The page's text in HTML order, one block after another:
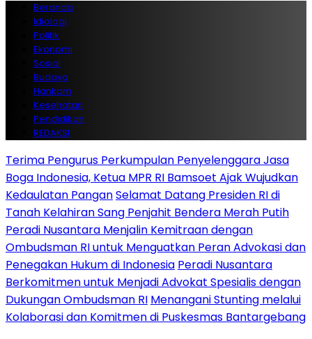
Beranda
Idiologi
Politik
Ekonomi
Sosial
Budaya
Hankam
Kesehatan
Pendidikan
REDAKSI
Terima Pengurus Perkumpulan Penyelenggara Jasa
Boga Indonesia, Ketua MPR RI Bamsoet Ajak Wujudkan
Kedaulatan PanganSelamat Datang Presiden RI di
Tanah Kelahiran Sang Penjahit Bendera Merah Putih
Peradi Nusantara Menjalin Kemitraan dengan
Ombudsman RI untuk Menguatkan Peran Advokasi dan
Penegakan Hukum di Indonesia Peradi Nusantara
Berkomitmen untuk Menjadi Advokat Spesialis dengan
Dukungan Ombudsman RI Menangani Stunting melalui
Kolaborasi dan Komitmen di Puskesmas Bantargebang